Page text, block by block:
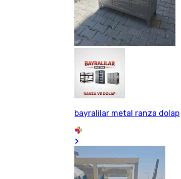
bayralilar metal ranza dolap